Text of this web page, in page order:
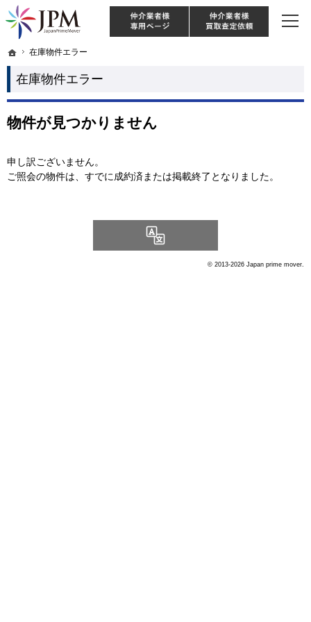
ホーム
在庫物件エラー
在庫物件エラー
東京・神奈川・埼玉・千葉のリノベーション住宅や中古マンションを手がける会
【物件買取強化中！】リノベーション住宅・不動産・中古マンションならJPM
物件が見つかりません
申し訳ございません。
ご照会の物件は、すでに成約済または掲載終了となりました。
ホーム
在庫物件エラー
© 2013-2026 Japan prime mover.